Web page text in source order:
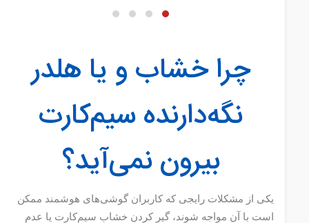
چرا خشاب و یا هلدر
نگه‌دارنده سیم‌کارت
بیرون نمی‌آید؟
یکی از مشکلات رایجی که کاربران گوشی‌های هوشمند ممکن
است با آن مواجه شوند، گیر کردن خشاب سیم‌کارت یا عدم